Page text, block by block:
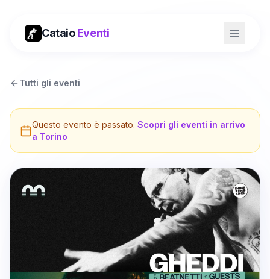
CataioEventi
Tutti gli eventi
Questo evento è passato. Scopri gli eventi in arrivo
a Torino